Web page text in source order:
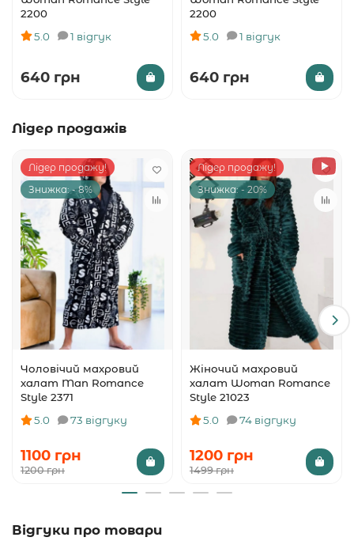
2200
5.0
1 відгук
640 грн
2200
5.0
1 відгук
640 грн
Лідер продажів
Лідер продажу!
Знижка: - 8%
Чоловічий махровий
халат Man Romance
Style 2371
5.0
73 відгуку
1100 грн
1200 грн
Лідер продажу!
Знижка: - 20%
Жіночий махровий
халат Woman Romance
Style 21023
5.0
74 відгуку
1200 грн
1499 грн
Відгуки про товари